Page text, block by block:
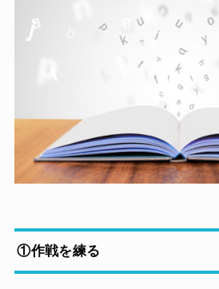
①作戦を練る